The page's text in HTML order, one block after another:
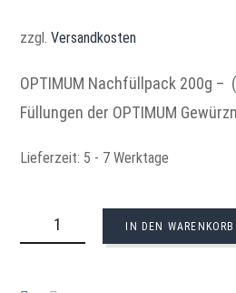
zzgl.Versandkosten
OPTIMUM Nachfüllpack 200g
Füllungen der OPTIMUM
Lieferzeit: 5 - 7 Werktage
NACHFÜLLPACK
IN DEN WARENKORB